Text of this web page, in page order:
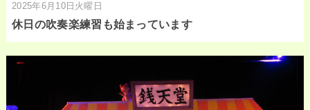
2025年6月10日火曜日
休日の吹奏楽練習も始まっています